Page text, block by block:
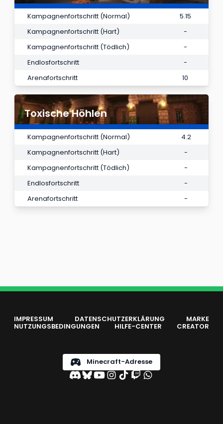
Kampagnenfortschritt (Normal)
5.15
Kampagnenfortschritt (Hart)
-
Kampagnenfortschritt (Tödlich)
-
Endlosfortschritt
-
Arenafortschritt
10
Toxische Höhlen
Kampagnenfortschritt (Normal)
4.2
Kampagnenfortschritt (Hart)
-
Kampagnenfortschritt (Tödlich)
-
Endlosfortschritt
-
Arenafortschritt
-
IMPRESSUM DATENSCHUTZERKLÄRUNG MARKE
NUTZUNGSBEDINGUNGEN HILFE-CENTER CREATOR
Minecraft-Adresse